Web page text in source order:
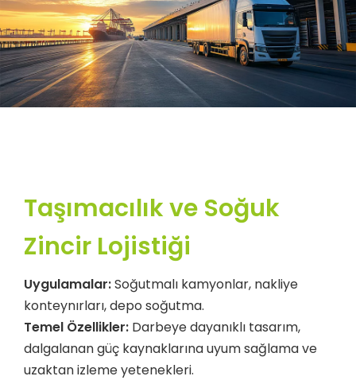
Taşımacılık ve Soğuk
Zincir Lojistiği
Uygulamalar:Soğutmalı kamyonlar, nakliye
konteynırları, depo soğutma.
Temel Özellikler: Darbeye dayanıklı tasarım,
dalgalanan güç kaynaklarına uyum sağlama ve
uzaktan izleme yetenekleri.